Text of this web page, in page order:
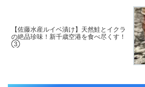
【佐藤水産ルイベ漬け】天然鮭とイクラ
の絶品珍味！新千歳空港を食べ尽くす！
③